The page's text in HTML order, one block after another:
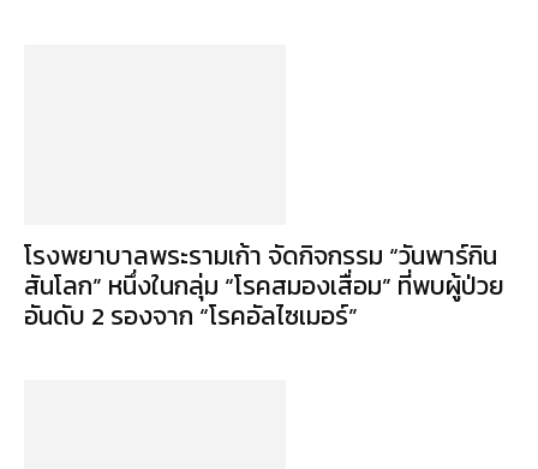
โรงพยาบาลพระรามเก้า จัดกิจกรรม “วันพาร์กิน
สันโลก” หนึ่งในกลุ่ม “โรคสมองเสื่อม” ที่พบผู้ป่วย
อันดับ 2 รองจาก “โรคอัลไซเมอร์”